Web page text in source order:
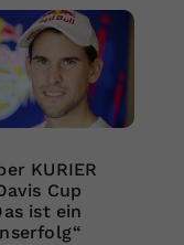
KURIER
Cup
ist ein